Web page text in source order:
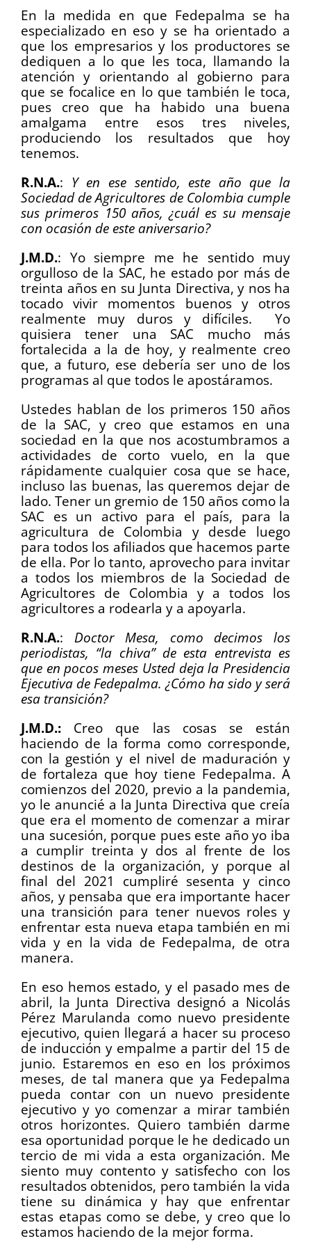
En la medida en que Fedepalma se ha
especializado en eso y se ha orientado a
que los empresarios y los productores se
dediquen a lo que les toca, llamando la
atención y orientando al gobierno para
que se focalice en lo que también le toca,
pues creo que ha habido una buena
amalgama entre esos tres niveles,
produciendo los resultados que hoy
tenemos.
R.N.A.: Y en ese sentido, este año que la
Sociedad de Agricultores de Colombia cumple
sus primeros 150 años, ¿cuál es su mensaje
con ocasión de este aniversario?
J.M.D.: Yo siempre me he sentido muy
orgulloso de la SAC, he estado por más de
treinta años en su Junta Directiva, y nos ha
tocado vivir momentos buenos y otros
realmente muy duros y difíciles. Yo
quisiera tener una SAC mucho más
fortalecida a la de hoy, y realmente creo
que, a futuro, ese debería ser uno de los
programas al que todos le apostáramos.
Ustedes hablan de los primeros 150 años
de la SAC, y creo que estamos en una
sociedad en la que nos acostumbramos a
actividades de corto vuelo, en la que
rápidamente cualquier cosa que se hace,
incluso las buenas, las queremos dejar de
lado. Tener un gremio de 150 años como la
SAC es un activo para el país, para la
agricultura de Colombia y desde luego
para todos los afiliados que hacemos parte
de ella. Por lo tanto, aprovecho para invitar
a todos los miembros de la Sociedad de
Agricultores de Colombia y a todos los
agricultores a rodearla y a apoyarla.
R.N.A.: Doctor Mesa, como decimos los
periodistas, “la chiva” de esta entrevista es
que en pocos meses Usted deja la Presidencia
Ejecutiva de Fedepalma. ¿Cómo ha sido y será
esa transición?
J.M.D.: Creo que las cosas se están
haciendo de la forma como corresponde,
con la gestión y el nivel de maduración y
de fortaleza que hoy tiene Fedepalma. A
comienzos del 2020, previo a la pandemia,
yo le anuncié a la Junta Directiva que creía
que era el momento de comenzar a mirar
una sucesión, porque pues este año yo iba
a cumplir treinta y dos al frente de los
destinos de la organización, y porque al
final del 2021 cumpliré sesenta y cinco
años, y pensaba que era importante hacer
una transición para tener nuevos roles y
enfrentar esta nueva etapa también en mi
vida y en la vida de Fedepalma, de otra
manera.
En eso hemos estado, y el pasado mes de
abril, la Junta Directiva designó a Nicolás
Pérez Marulanda como nuevo presidente
ejecutivo, quien llegará a hacer su proceso
de inducción y empalme a partir del 15 de
junio. Estaremos en eso en los próximos
meses, de tal manera que ya Fedepalma
pueda contar con un nuevo presidente
ejecutivo y yo comenzar a mirar también
otros horizontes. Quiero también darme
esa oportunidad porque le he dedicado un
tercio de mi vida a esta organización. Me
siento muy contento y satisfecho con los
resultados obtenidos, pero también la vida
tiene su dinámica y hay que enfrentar
estas etapas como se debe, y creo que lo
estamos haciendo de la mejor forma.